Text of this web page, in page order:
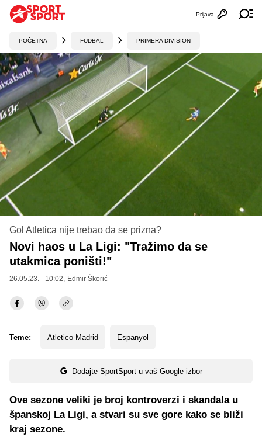
Otvori
Prijava
POČETNA FUDBAL PRIMERA DIVISION
Gol Atletica nije trebao da se prizna?
Novi haos u La Ligi: "Tražimo da se
utakmica poništi!"
26.05.23. - 10:02, Edmir Škorić
Teme: Atletico Madrid Espanyol
Dodajte SportSport u vaš Google izbor
Ove sezone veliki je broj kontroverzi i skandala u
španskoj La Ligi, a stvari su sve gore kako se bliži
kraj sezone.